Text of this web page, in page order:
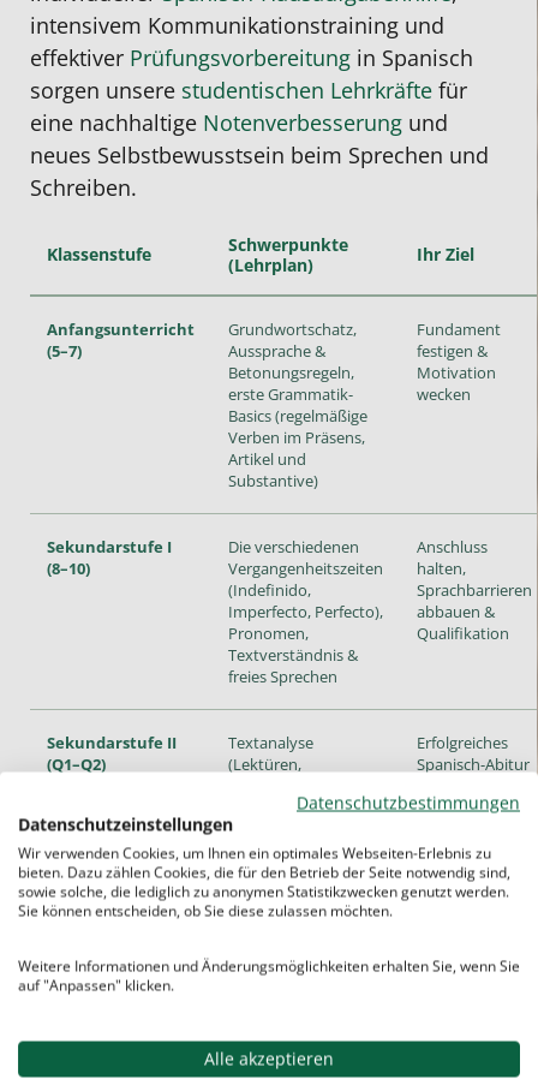
intensivem Kommunikationstraining und
effektiver Prüfungsvorbereitung in Spanisch
sorgen unsere studentischen Lehrkräfte für
eine nachhaltige Notenverbesserung und
neues Selbstbewusstsein beim Sprechen und
Schreiben.
Klassenstufe
Schwerpunkte
(Lehrplan)
Ihr Ziel
Anfangsunterricht
(5–7)
Grundwortschatz,
Aussprache &
Betonungsregeln,
erste Grammatik-
Basics (regelmäßige
Verben im Präsens,
Artikel und
Substantive)
Fundament
festigen &
Motivation
wecken
Sekundarstufe I
(8–10)
Die verschiedenen
Vergangenheitszeiten
(Indefinido,
Imperfecto, Perfecto),
Pronomen,
Textverständnis &
freies Sprechen
Anschluss
halten,
Sprachbarrieren
abbauen &
Qualifikation
Sekundarstufe II
(Q1–Q2)
Textanalyse
(Lektüren,
Zeitungsartikel),
anspruchsvolle
Grammatik
(Subjuntivo),
spanische und
lateinamerikanische
Erfolgreiches
Spanisch-Abitur
Leistungskurs)
Datenschutzbestimmungen
Datenschutzeinstellungen
Wir verwenden Cookies, um Ihnen ein optimales Webseiten-Erlebnis zu
bieten. Dazu zählen Cookies, die für den Betrieb der Seite notwendig sind,
sowie solche, die lediglich zu anonymen Statistikzwecken genutzt werden.
Sie können entscheiden, ob Sie diese zulassen möchten.
Weitere Informationen und Änderungsmöglichkeiten erhalten Sie, wenn Sie
auf "Anpassen" klicken.
Alle akzeptieren